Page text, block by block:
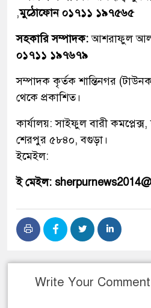
,মুঠোফোন ০১৭১১ ১৯৭৫৬৫
সহকারি সম্পাদক:আশরাফুল
০১৭১১ ১৯৭৬৭৯
সম্পাদক কৃর্তক শান্তিনগর
থেকে প্রকাশিত।
কার্যালয়: সাইফুল বারী
শেরপুর ৫৮৪০, বগুড়া।
ইমেইল:
ই মেইল:
Write Your Comment